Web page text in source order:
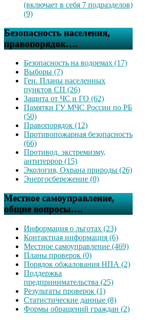
(включает в себя 7 подразделов)
(9)
Безопасность населения,
правопорядок….
Безопасность на водоемах (17)
Выборы (7)
Ген. Планы населенных
пунктов СП (26)
Защита от ЧС и ГО (62)
Памятки ГУ МЧС России по РБ
(50)
Правопорядок (12)
Противопожарная безопасность
(66)
Противод. экстремизму,
антитеррор (15)
Экология, Охрана природы (26)
Энергосбережение (0)
Местное самоуправление,
общие вопросы….
Информация о льготах (23)
Контактная информация (6)
Местное самоуправление (469)
Планы проверок (0)
Порядок обжалования НПА (2)
Поддержка
предпринимательства (25)
Результаты проверок (1)
Статистические данные (8)
Формы обращений граждан (2)